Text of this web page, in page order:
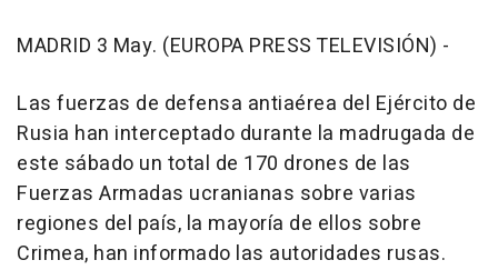
MADRID 3 May. (EUROPA PRESS TELEVISIÓN) -
Las fuerzas de defensa antiaérea del Ejército de
Rusia han interceptado durante la madrugada de
este sábado un total de 170 drones de las
Fuerzas Armadas ucranianas sobre varias
regiones del país, la mayoría de ellos sobre
Crimea, han informado las autoridades rusas.